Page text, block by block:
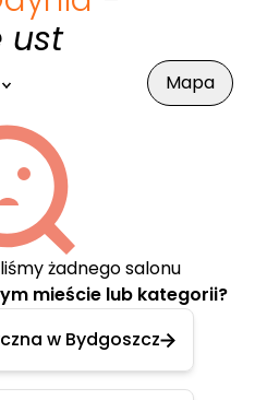
ust
Mapa
żadnego salonu
mieście lub kategorii?
w Bydgoszcz